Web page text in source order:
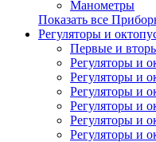
Манометры
Показать все
Регуляторы и
Первые и
Регуляторы и
Регуляторы и
Регуляторы и
Регуляторы и
Регуляторы и
Регуляторы и